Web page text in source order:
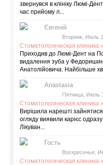
звернувся в клініку Люмі-
час прийому л...
Євгеній
Вторник, Июль
Стоматологическая клиника
Приходив до Люмі-Дент на
видалення зуба у
Анатолійовича. Найбільше
Anastasia
Пятница, Июль
Стоматологическая клиника
Вирішила нарешті
огляду виявили карієс
Лікуван...
Гость
Воскресенье,
Стоматологическая клиника